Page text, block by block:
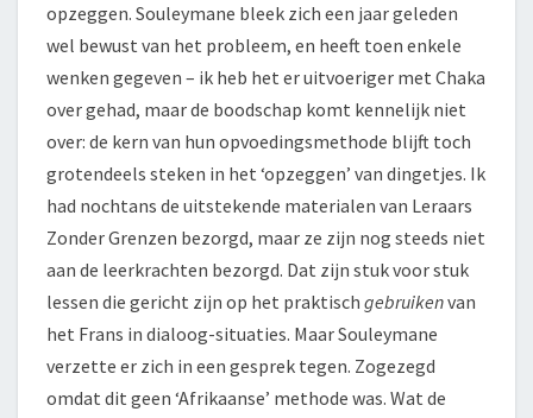
opzeggen. Souleymane bleek zich een jaar geleden
wel bewust van het probleem, en heeft toen enkele
wenken gegeven – ik heb het er uitvoeriger met Chaka
over gehad, maar de boodschap komt kennelijk niet
over: de kern van hun opvoedingsmethode blijft toch
grotendeels steken in het ‘opzeggen’ van dingetjes. Ik
had nochtans de uitstekende materialen van Leraars
Zonder Grenzen bezorgd, maar ze zijn nog steeds niet
aan de leerkrachten bezorgd. Dat zijn stuk voor stuk
lessen die gericht zijn op het praktisch gebruikenvan
het Frans in dialoog-situaties. Maar Souleymane
verzette er zich in een gesprek tegen. Zogezegd
omdat dit geen ‘Afrikaanse’ methode was. Wat de